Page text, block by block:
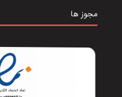
مجوز ها